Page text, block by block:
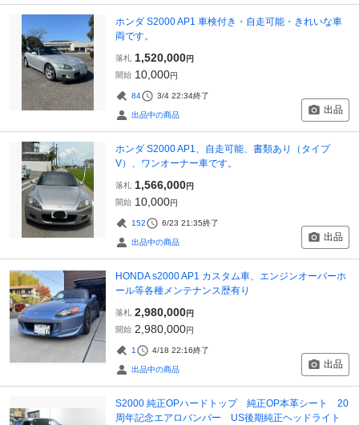
ホンダ S2000 AP1 車検付き・自走可能・きれいな車
両です。
落札 1,520,000円
開始 10,000円
84 3/4 22:34終了
出品中の商品 出品
ホンダ S2000 AP1、自走可能、書類あり（タイプ
V）、ワンオーナー車です。
落札 1,566,000円
開始 10,000円
152 6/23 21:35終了
出品中の商品 出品
HONDA s2000 AP1 カスタム車、エンジンオーバーホ
ール等各種メンテナンス歴有り
落札 2,980,000円
開始 2,980,000円
1 4/18 22:16終了
出品中の商品 出品
S2000 純正OPハードトップ 純正OP本革シート 20
周年記念エアロバンパー US後期純正ヘッドライト